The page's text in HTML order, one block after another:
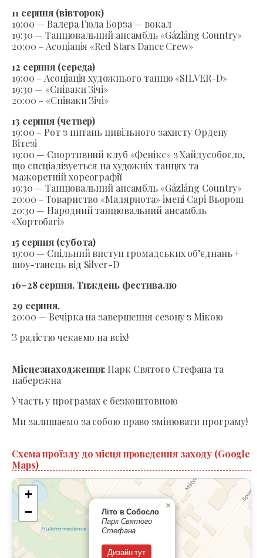
11 серпня (вівторок)
19:00 — Валера Гюла Борза — вокал
19:30 — Танцювальний ансамбль «Gázláng Country»
20:00 – Асоціація «Red Stars Dance Crew»
12 серпня (середа)
19:00 – Асоціація художнього танцю «SILVER-D»
19:30 — «Співаки Зічі»
20:00 – «Співаки Зічі»
13 серпня (четвер)
19:00 – Рот з питань цивільного захисту Ордену
Вітезі
19:00 — Спортивний клуб «Фенікс» з Хайдусобосло,
що спеціалізується на художніх танцях та
мажоретній хореографії
19:30 — Танцювальний ансамбль «Gázláng Country»
20:00 – Товариство «Мадярнота» імені Сарі Вьорош
20:30 — Народний танцювальний ансамбль
«Хортобагі»
15 серпня (субота)
19:00 — Спільний виступ громадських об’єднань +
шоу-танець від Silver-D
16–28 серпня. Тиждень фестивалю
29 серпня.
20:00 — Вечірка на завершення сезону з Мікою
З радістю чекаємо на всіх!
Місцезнаходження: Парк Святого Стефана та
набережна
Участь у програмах є безкоштовною
Ми залишаємо за собою право змінювати програму!
Схема проїзду до місця проведення заходу (Google
Maps)
Літо в Собосло
Парк Святого
Стефана
Дизайн тут
×
+
−